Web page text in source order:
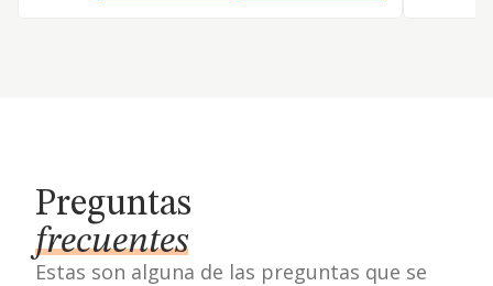
Preguntas
frecuentes
Estas son alguna de las preguntas que se